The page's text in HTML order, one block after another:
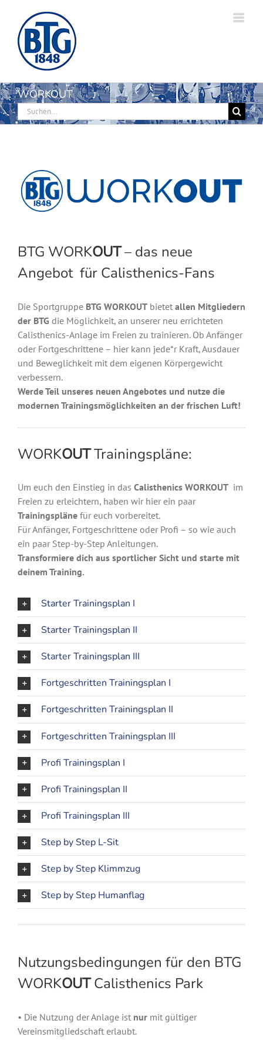
Inhalt
springen
WORKOUT
Suche
nach:
BTG WORKOUT– das neue
Angebot für Calisthenics-Fans
Die Sportgruppe BTG WORKOUT bietet allen Mitgliedern
der BTG die Möglichkeit, an unserer neu errichteten
Calisthenics-Anlage im Freien zu trainieren. Ob Anfänger
oder Fortgeschrittene – hier kann jede*r Kraft, Ausdauer
und Beweglichkeit mit dem eigenen Körpergewicht
verbessern.
Werde Teil unseres neuen Angebotes und nutze die
modernen Trainingsmöglichkeiten an der frischen Luft!
WORKOUTTrainingspläne:
Um euch den Einstieg in das Calisthenics WORKOUT im
Freien zu erleichtern, haben wir hier ein paar
Trainingspläne für euch vorbereitet.
Für Anfänger, Fortgeschrittene oder Profi – so wie auch
ein paar Step-by-Step Anleitungen.
Transformiere dich aus sportlicher Sicht und starte mit
deinem Training.
Starter Trainingsplan I
Starter Trainingsplan II
Starter Trainingsplan III
Fortgeschritten Trainingsplan I
Fortgeschritten Trainingsplan II
Fortgeschritten Trainingsplan III
Profi Trainingsplan I
Profi Trainingsplan II
Profi Trainingsplan III
Step by Step L-Sit
Step by Step Klimmzug
Step by Step Humanflag
Nutzungsbedingungen für den BTG
WORKOUTCalisthenics Park
• Die Nutzung der Anlage ist nur mit gültiger
Vereinsmitgliedschaft erlaubt.